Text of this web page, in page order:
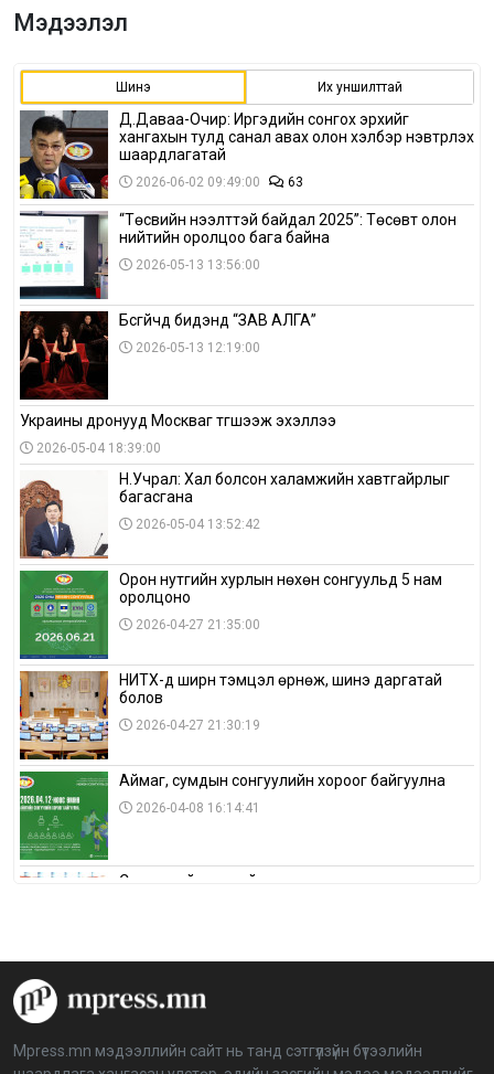
Мэдээлэл
Шинэ Их уншилттай
Д.Даваа-Очир: Иргэдийн сонгох эрхийг
хангахын тулд санал авах олон хэлбэр нэвтрүүлэх
шаардлагатай
2026-06-02 09:49:00 63
“Төсвийн нээлттэй байдал 2025”: Төсөвт олон
нийтийн оролцоо бага байна
2026-05-13 13:56:00
Бүсгүйчүүд бидэнд “ЗАВ АЛГА”
2026-05-13 12:19:00
Украины дронууд Москваг түгшээж эхэллээ
2026-05-04 18:39:00
Н.Учрал: Хал болсон халамжийн хавтгайрлыг
багасгана
2026-05-04 13:52:42
Орон нутгийн хурлын нөхөн сонгуульд 5 нам
оролцоно
2026-04-27 21:35:00
НИТХ-д ширүүн тэмцэл өрнөж, шинэ даргатай
болов
2026-04-27 21:30:19
Аймаг, сумдын сонгуулийн хороог байгуулна
2026-04-08 16:14:41
Сонгуулийн хуулийн зөрчил, шалгах,
аймагт үргэлжилж байна
Mpress.mn мэдээллийн сайт нь танд сэтгүүлзүйн бүтээлийн